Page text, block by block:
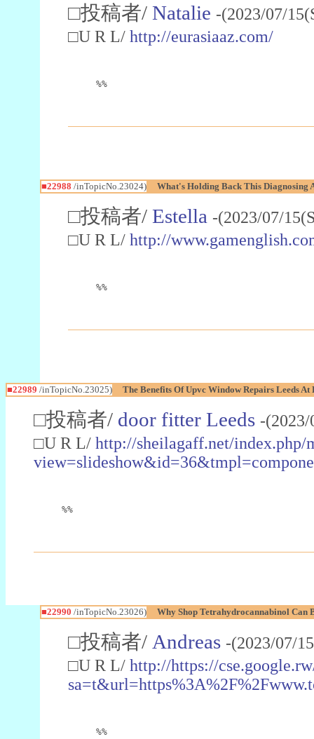
□投稿者/ Natalie -(2023/07/
□U R L/ http://eurasiaaz.com/
%%
■22988 /inTopicNo.23024) What's Holding Back This Diagnosing
□投稿者/ Estella -(2023/07/
□U R L/ http://
%%
■22989 /inTopicNo.23025) The Benefits Of Upvc Window Repairs Leeds
□投稿者/ door fitter Leeds -
□U R L/ http://sheilagaff.net/index.php/
%%
■22990 /inTopicNo.23026) Why Shop Tetrahydrocannabinol Can
□投稿者/ Andreas -(2023/07/
□U R L/ http://https://
%%